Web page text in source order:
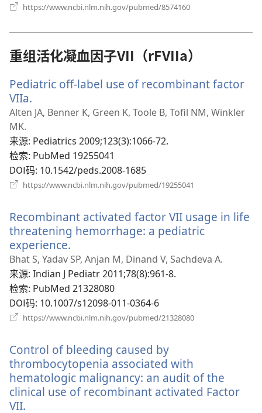
https://www.ncbi.nlm.nih.gov/pubmed/8574160
口）
重组活化凝血因子VII（rFVIIa）
Pediatric off-label use of recombinant factor
VIIa.
开
窗
口）
Alten JA, Benner K, Green K, Toole B, Tofil NM, Winkler
MK.
来源‎: Pediatrics 2009;123(3):1066-72.
检索‎: PubMed 19255041
DOI码‎: 10.1542/peds.2008-1685
https://www.ncbi.nlm.nih.gov/pubmed/19255041
窗
口）
Recombinant activated factor VII usage in life
threatening hemorrhage: a pediatric
experience.
开
新
窗
口）
Bhat S, Yadav SP, Anjan M, Dinand V, Sachdeva A.
来源‎: Indian J Pediatr 2011;78(8):961-8.
检索‎: PubMed 21328080
DOI码‎: 10.1007/s12098-011-0364-6
https://www.ncbi.nlm.nih.gov/pubmed/21328080
Control of bleeding caused by
thrombocytopenia associated with
hematologic malignancy: an audit of the
clinical use of recombinant activated Factor
VII.